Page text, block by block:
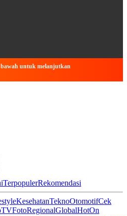
untuk melanjutkan
TerpopulerRekomendasi
KesehatanTeknoOtomotifCek
TVFotoRegionalGlobalHotOn